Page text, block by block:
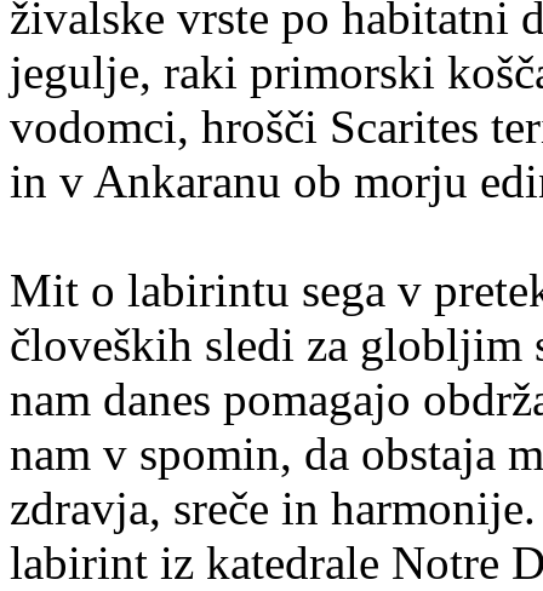
živalske vrste po
jegulje, raki primorski
vodomci, hrošči Scarites
in v Ankaranu ob morju
Mit o labirintu sega v
človeških sledi za globljim
nam danes pomagajo
nam v spomin, da obstaja
zdravja, sreče in
labirint iz katedrale Notre